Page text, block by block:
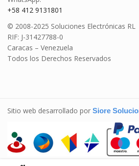
+58 412 9131801
© 2008-2025 Soluciones Electrónicas RL
RIF: J-31427788-0
Caracas – Venezuela
Todos los Derechos Reservados
Sitio web desarrollado por Siore